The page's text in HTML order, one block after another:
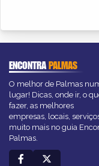
ENCONTRAPALMAS
O melhor de Palmas
lugar! Dicas, onde ir, o
fazer, as melhores
empresas, locais,
muito mais no guia
Palmas.